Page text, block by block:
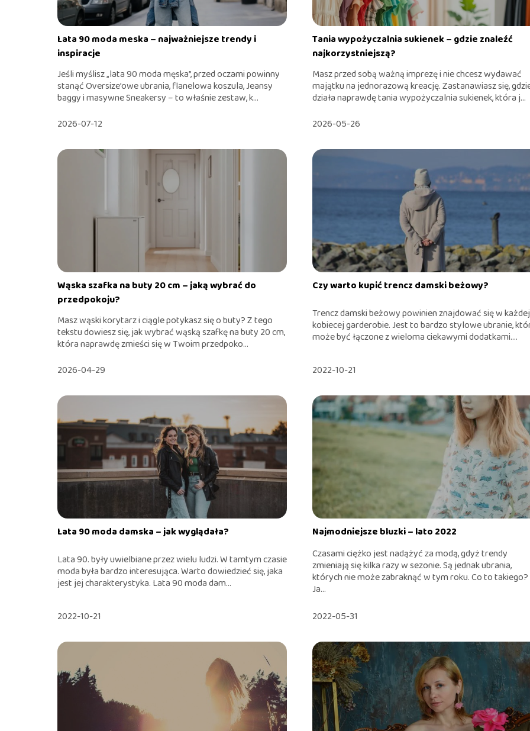
Lata 90 moda meska – najważniejsze trendy i
inspiracje
Jeśli myślisz „lata 90 moda męska”, przed oczami powinny
stanąć Oversize’owe ubrania, flanelowa koszula, Jeansy
baggy i masywne Sneakersy – to właśnie zestaw, k...
2026-07-12
Tania wypożyczalnia sukienek – gdzie znaleźć
najkorzystniejszą?
Masz przed sobą ważną imprezę i nie chcesz wydawać
majątku na jednorazową kreację. Zastanawiasz się,
działa naprawdę tania wypożyczalnia sukienek, która j...
2026-05-26
Wąska szafka na buty 20 cm – jaką wybrać do
przedpokoju?
Masz wąski korytarz i ciągle potykasz się o buty? Z tego
tekstu dowiesz się, jak wybrać wąską szafkę na buty 20 cm,
która naprawdę zmieści się w Twoim przedpoko...
2026-04-29
Czy warto kupić trencz damski beżowy?
Trencz damski beżowy powinien znajdować się w każdej
kobiecej garderobie. Jest to bardzo stylowe ubranie,
może być łączone z wieloma ciekawymi dodatkami....
2022-10-21
Lata 90 moda damska – jak wyglądała?
Lata 90. były uwielbiane przez wielu ludzi. W tamtym czasie
moda była bardzo interesująca. Warto dowiedzieć się, jaka
jest jej charakterystyka. Lata 90 moda dam...
2022-10-21
Najmodniejsze bluzki – lato 2022
Czasami ciężko jest nadążyć za modą, gdyż trendy
zmieniają się kilka razy w sezonie. Są jednak ubrania,
których nie może zabraknąć w tym roku. Co to takiego?
Ja...
2022-05-31